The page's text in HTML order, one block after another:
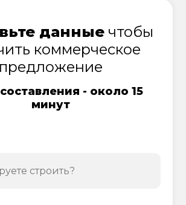
данныечтобы
коммерческое
предложение
- около 15
минут